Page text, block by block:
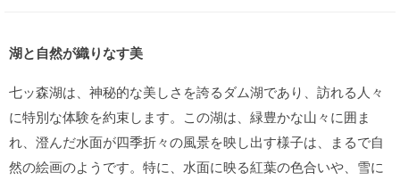
湖と自然が織りなす美
七ッ森湖は、神秘的な美しさを誇るダム湖であり、訪れる人々
に特別な体験を約束します。この湖は、緑豊かな山々に囲ま
れ、澄んだ水面が四季折々の風景を映し出す様子は、まるで自
然の絵画のようです。特に、水面に映る紅葉の色合いや、雪に